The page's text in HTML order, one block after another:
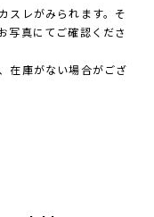
スレがみられます。そ
写真にてご確認くださ
在庫がない場合がござ